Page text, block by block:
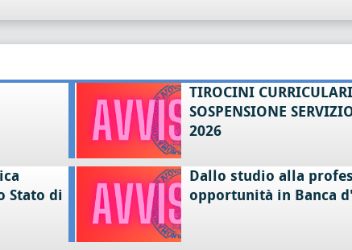
TIROCINI
SOSPENSIONE
2026
Stato di
Dallo studio alla
opportunità in Banca